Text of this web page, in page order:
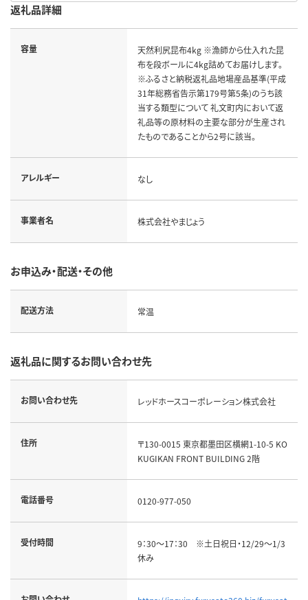
返礼品詳細
容量
天然利尻昆布4kg ※漁師から仕入れた昆
布を段ボールに4kg詰めてお届けします。
※ふるさと納税返礼品地場産品基準(平成
31年総務省告示第179号第5条)のうち該
当する類型について 礼文町内において返
礼品等の原材料の主要な部分が生産され
たものであることから2号に該当。
アレルギー なし
事業者名 株式会社やまじょう
お申込み・配送・その他
配送方法 常温
返礼品に関するお問い合わせ先
お問い合わせ先 レッドホースコーポレーション株式会社
住所
〒130-0015 東京都墨田区横網1-10-5 KO
KUGIKAN FRONT BUILDING 2階
電話番号 0120-977-050
受付時間
9：30～17：30 ※土日祝日・12/29～1/3
休み